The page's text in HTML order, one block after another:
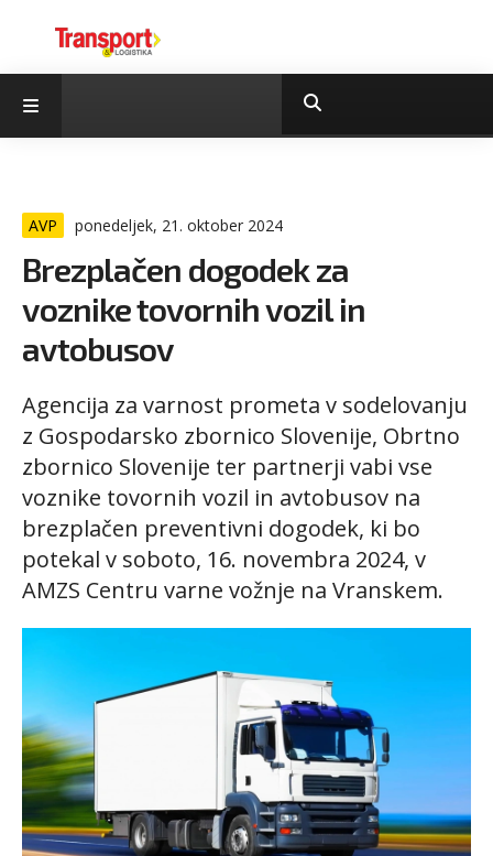
AVP ponedeljek, 21. oktober 2024
Brezplačen dogodek za
voznike tovornih vozil in
avtobusov
Agencija za varnost prometa v sodelovanju
z Gospodarsko zbornico Slovenije, Obrtno
zbornico Slovenije ter partnerji vabi vse
voznike tovornih vozil in avtobusov na
brezplačen preventivni dogodek, ki bo
potekal v soboto, 16. novembra 2024, v
AMZS Centru varne vožnje na Vranskem.